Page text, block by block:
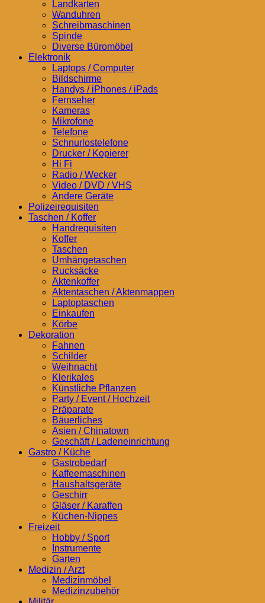
Landkarten
Wanduhren
Schreibmaschinen
Spinde
Diverse Büromöbel
Elektronik
Laptops / Computer
Bildschirme
Handys / iPhones / iPads
Fernseher
Kameras
Mikrofone
Telefone
Schnurlostelefone
Drucker / Kopierer
Hi Fi
Radio / Wecker
Video / DVD / VHS
Andere Geräte
Polizeirequisiten
Taschen / Koffer
Handrequisiten
Koffer
Taschen
Umhängetaschen
Rucksäcke
Aktenkoffer
Aktentaschen / Aktenmappen
Laptoptaschen
Einkaufen
Körbe
Dekoration
Fahnen
Schilder
Weihnacht
Klerikales
Künstliche Pflanzen
Party / Event / Hochzeit
Präparate
Bäuerliches
Asien / Chinatown
Geschäft / Ladeneinrichtung
Gastro / Küche
Gastrobedarf
Kaffeemaschinen
Haushaltsgeräte
Geschirr
Gläser / Karaffen
Küchen-Nippes
Freizeit
Hobby / Sport
Instrumente
Garten
Medizin / Arzt
Medizinmöbel
Medizinzubehör